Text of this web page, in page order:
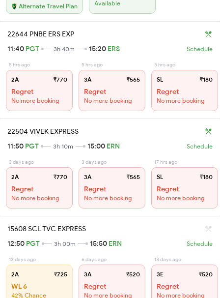
Alternate Travel Plan Available
22644 PNBE ERS EXP
11:40 PGT 3h 40m 15:20 ERS Schedule
5 hrs ago
2A ₹770
Regret
No more booking
5 hrs ago
3A ₹565
Regret
No more booking
5 hrs ago
SL ₹180
Regret
No more booking
22504 VIVEK EXPRESS
11:50 PGT 3h 10m 15:00 ERN Schedule
3 days ago
2A ₹770
Regret
No more booking
3 days ago
3A ₹565
Regret
No more booking
17 hrs ago
SL ₹180
Regret
No more booking
15608 SCL TVC EXPRESS
12:50 PGT 3h 00m 15:50 ERN Schedule
13 days ago
2A ₹725
WL 6
42% Chance
6 days ago
3A ₹520
Regret
No more booking
13 days ago
3E ₹520
Regret
No more booking